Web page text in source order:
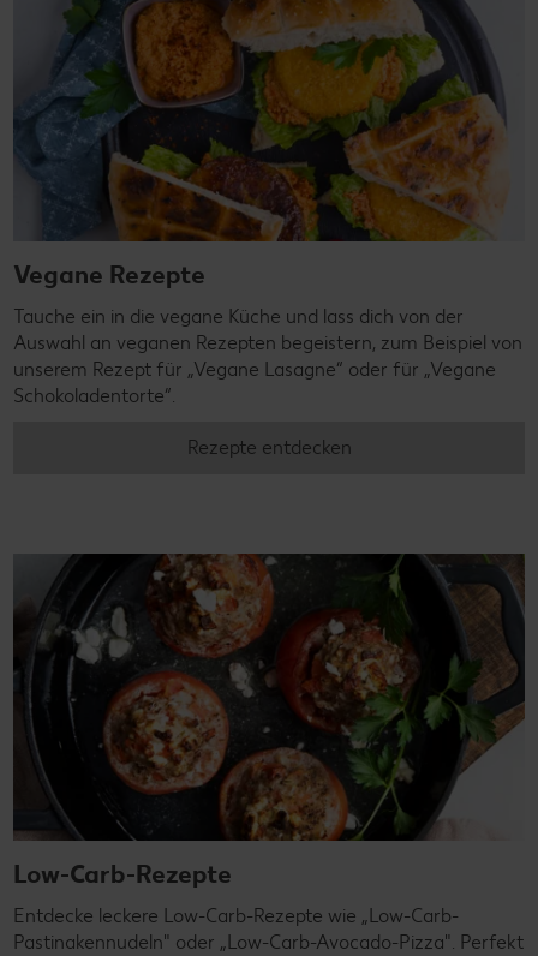
Vegane Rezepte
Tauche ein in die vegane Küche und lass dich von der
Auswahl an veganen Rezepten begeistern, zum Beispiel von
unserem Rezept für „Vegane Lasagne“ oder für „Vegane
Schokoladentorte“.
Rezepte entdecken
Low-Carb-Rezepte
Entdecke leckere Low-Carb-Rezepte wie „Low-Carb-
Pastinakennudeln" oder „Low-Carb-Avocado-Pizza". Perfekt